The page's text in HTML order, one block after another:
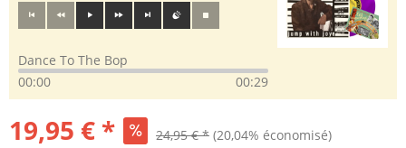
Dance To The Bop
00:00
00:29
19,95 € * 24,95 € * (20,04% économisé)